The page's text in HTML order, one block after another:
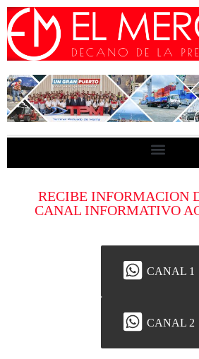
RECIBE INFORMACION
CANAL INFORMATIVO
CANAL 1
CANAL 2